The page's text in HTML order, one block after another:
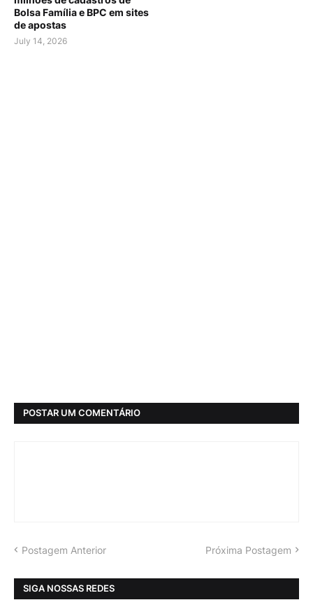
Bolsa Família e BPC em sites
de apostas
July 14, 2026
POSTAR UM COMENTÁRIO
Postagem Anterior Próxima Postagem
SIGA NOSSAS REDES